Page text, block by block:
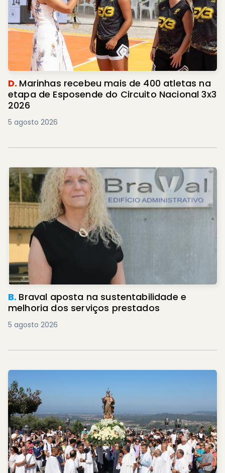
D. Marinhas recebeu mais de 400 atletas na
etapa de Esposende do Circuito Nacional 3x3
2026
5 agosto 2026
B. Braval aposta na sustentabilidade e
melhoria dos serviços prestados
5 agosto 2026